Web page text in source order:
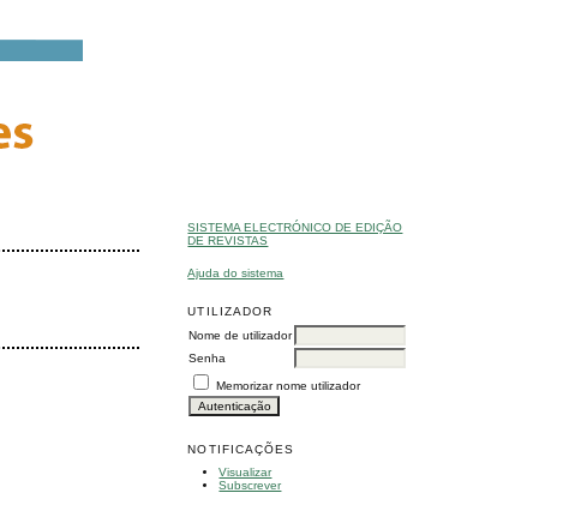
SISTEMA ELECTRÓNICO DE EDIÇÃO
DE REVISTAS
Ajuda do sistema
UTILIZADOR
Nome de utilizador
Senha
Memorizar nome utilizador
NOTIFICAÇÕES
Visualizar
Subscrever